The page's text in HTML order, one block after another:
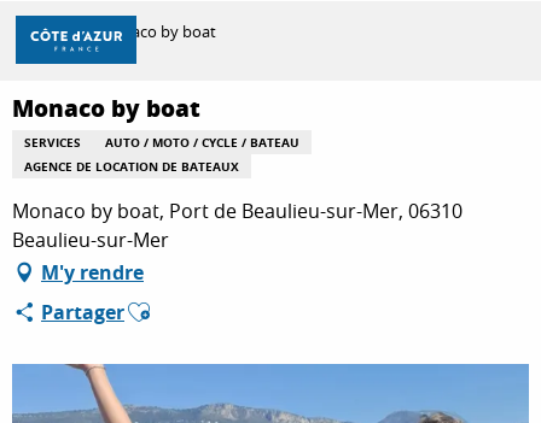
Aller
contenu
principal
DÉCOUVRIR
À FAIRE
SÉJOURNER
Accueil Monaco by boat
Monaco by boat
SERVICES
AUTO / MOTO / CYCLE / BATEAU
AGENCE DE LOCATION DE BATEAUX
Monaco by boat, Port de Beaulieu-sur-Mer, 06310
Beaulieu-sur-Mer
M'y rendre
PartagerAjouter aux favoris